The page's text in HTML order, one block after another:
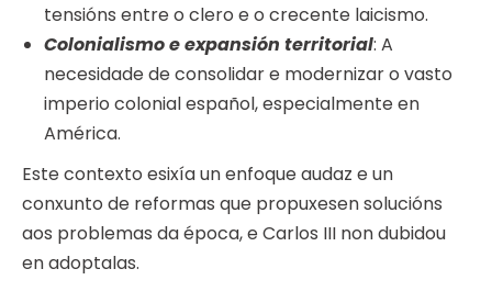
tensións entre o clero e o crecente laicismo.
Colonialismo e expansión territorial: A
necesidade de consolidar e modernizar o vasto
imperio colonial español, especialmente en
América.
Este contexto esixía un enfoque audaz e un
conxunto de reformas que propuxesen solucións
aos problemas da época, e Carlos III non dubidou
en adoptalas.